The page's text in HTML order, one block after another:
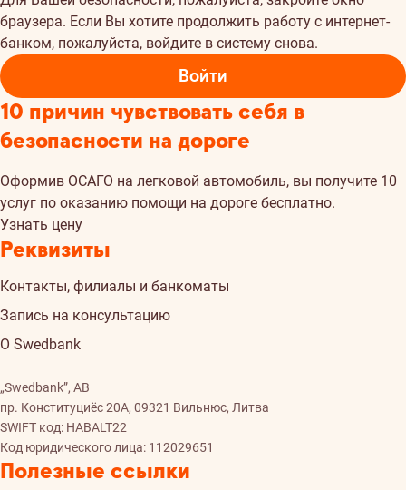
браузера. Если Вы хотите продолжить работу с интернет-
банком, пожалуйста, войдите в систему снова.
Войти
10 причин чувствовать себя в
безопасности на дороге
Oформив ОСАГО на легковой автомобиль, вы получите 10
услуг по оказанию помощи на дороге бесплатно.
Узнать цену
Реквизиты
Контакты, филиалы и банкоматы
Запись на консультацию
О Swedbank
„Swedbank”, AB
пр. Конституциёс 20A, 09321 Вильнюс, Литва
SWIFT код: HABALT22
Код юридического лица: 112029651
Полезные ссылки